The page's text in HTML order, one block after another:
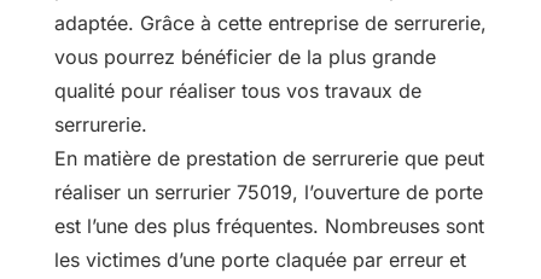
adaptée. Grâce à cette entreprise de serrurerie,
vous pourrez bénéficier de la plus grande
qualité pour réaliser tous vos travaux de
serrurerie.
En matière de prestation de serrurerie que peut
réaliser un serrurier 75019, l’ouverture de porte
est l’une des plus fréquentes. Nombreuses sont
les victimes d’une porte claquée par erreur et